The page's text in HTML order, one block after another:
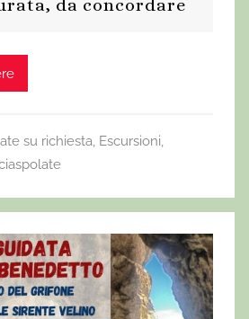
da concordare
su richiesta, Escursioni,